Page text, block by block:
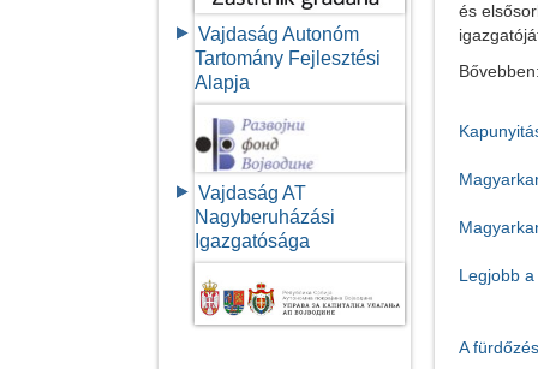
Vajdaság Autonóm
Tartomány Fejlesztési
Alapja
Vajdaság AT
Nagyberuházási
Igazgatósága
és
Bővebben:
Legjobb a
A